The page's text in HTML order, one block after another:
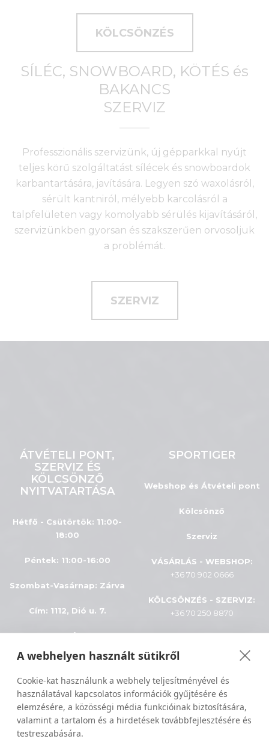
KÖLCSÖNZÉS
SÍLÉC, SNOWBOARD, KÖTÉS és
BAKANCS
SZERVIZ
Professzionális szervizünk, új gépparkkal nyújt
teljes körű szolgáltatást sílécek és snowboardok
karbantartására, javítására. Legyen szó waxolásról,
sérült kantniról, mélyebb karcolásról a
talpfelületen vagy komolyabb sérülés kijavításáról,
szervizünkben gyorsan és szakszerűen orvosoljuk
a problémát.
SZERVIZ
ÁTVÉTELI PONT,
SZERVIZ ÉS
KÖLCSÖNZŐ
NYITVATARTÁSA
Hétfő - Csütörtök: 11:00-
18:00
Péntek: 11:00-16:00
Szombat-Vasárnap: Zárva
Cím: 1112, Dió u. 7.
SPORTIGER
Webshop és Átvételi pont
Kölcsönző
Szerviz
VÁSÁRLÁS - WEBSHOP:
+36 70 902 0666
KÖLCSÖNZÉS - SZERVIZ:
+36 70 250 8870
Adatkezelés
Szállítási feltételek
Sportiger
A webhelyen használt sütikről
Cookie-kat használunk a webhely teljesítményével és
használatával kapcsolatos információk gyűjtésére és
elemzésére, a közösségi média funkcióinak biztosítására,
valamint a tartalom és a hirdetések továbbfejlesztésére és
testreszabására.